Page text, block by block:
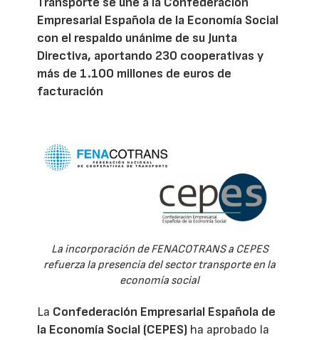
Empresarial Española de la Economía Social
con el respaldo unánime de su Junta
Directiva, aportando 230 cooperativas y
más de 1.100 millones de euros de
facturación
La incorporación de FENACOTRANS a CEPES
refuerza la presencia del sector transporte en la
economía social
La Confederación Empresarial Española de
la Economía Social (CEPES) ha aprobado la